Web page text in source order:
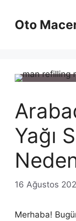
Oto
Yağı
16 Ağustos
Merhaba!